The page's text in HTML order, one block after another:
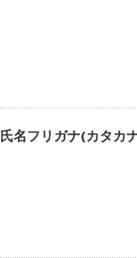
氏名フリガナ(カタカ